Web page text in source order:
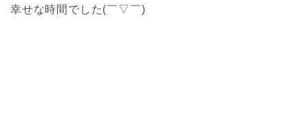
幸せな時間でした(￣▽￣)